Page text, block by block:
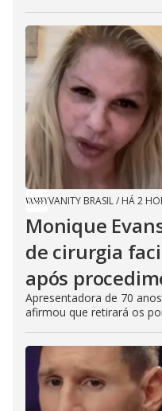
VANITY BRASIL/ HÁ 2
Monique
de cirurgia
após
Apresentadora de 70
afirmou que retirará os